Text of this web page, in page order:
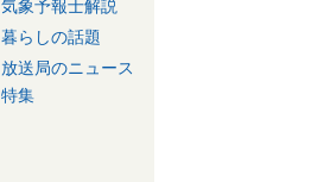
気象予報士解説
暮らしの話題
放送局のニュース
特集